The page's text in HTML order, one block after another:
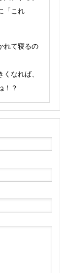
「これ
れて寝るの
なれば、
！？